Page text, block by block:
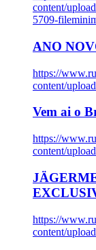
content/
5709-
ANO
https://
content/
Vem ai o
https://
content/
https://
content/